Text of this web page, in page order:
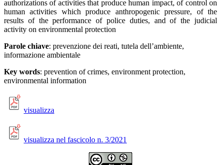
authorizations of activities that produce human impact, of control on
human activities which produce anthropogenic pressure, of the
results of the performance of police duties, and of the judicial
activity on environmental protection
Parole chiave: prevenzione dei reati, tutela dell’ambiente,
informazione ambientale
Key words: prevention of crimes, environment protection,
environmental information
visualizza
visualizza nel fascicolo n. 3/2021